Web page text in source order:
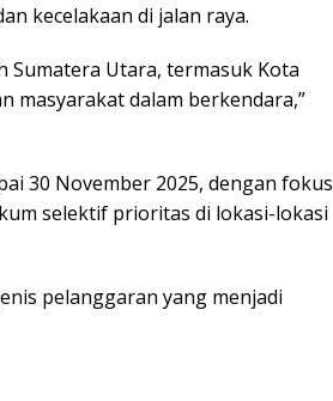
kecelakaan di jalan raya.
Sumatera Utara, termasuk Kota
masyarakat dalam berkendara,”
30 November 2025, dengan fokus
selektif prioritas di lokasi-lokasi
pelanggaran yang menjadi